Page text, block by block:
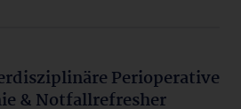
Perioperative
& Notfallrefresher